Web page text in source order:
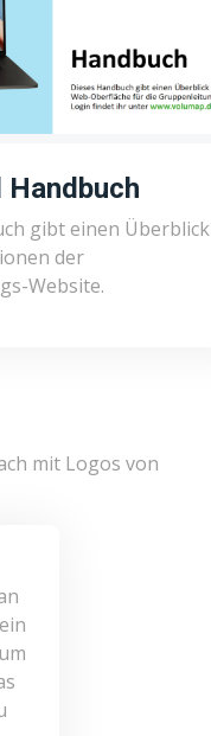
gibt einen Überblick
der
Website.
mit Logos von